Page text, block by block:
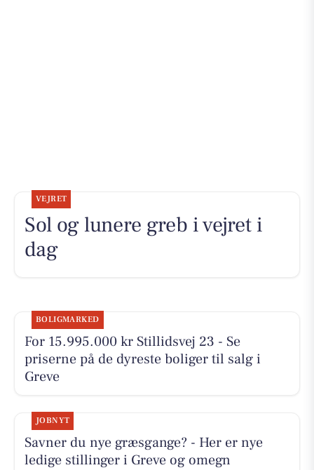
VEJRET
Sol og lunere greb i vejret i
dag
BOLIGMARKED
For 15.995.000 kr Stillidsvej 23 - Se
priserne på de dyreste boliger til salg i
Greve
JOBNYT
Savner du nye græsgange? - Her er nye
ledige stillinger i Greve og omegn